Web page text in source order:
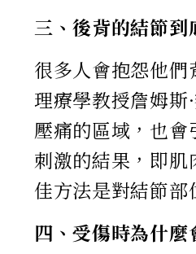
三、後背的結節到
很多人會抱怨他
理療學教授詹姆斯
壓痛的區域，也
刺激的結果，即
佳方法是對結節部
四、受傷時為什麼